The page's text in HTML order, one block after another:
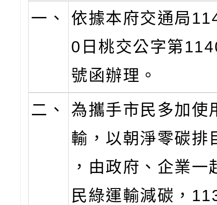
一、
依據本府交通局
0日桃交公字第
號函辦理。
二、
為攜手市民多加使
輸，以朝淨零碳排
，由政府、企業一
民綠運輸減碳，